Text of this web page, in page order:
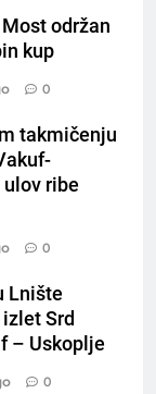
održan
kup
0
takmičenju
ribe
0
Lnište
Srd
– Uskoplje
0